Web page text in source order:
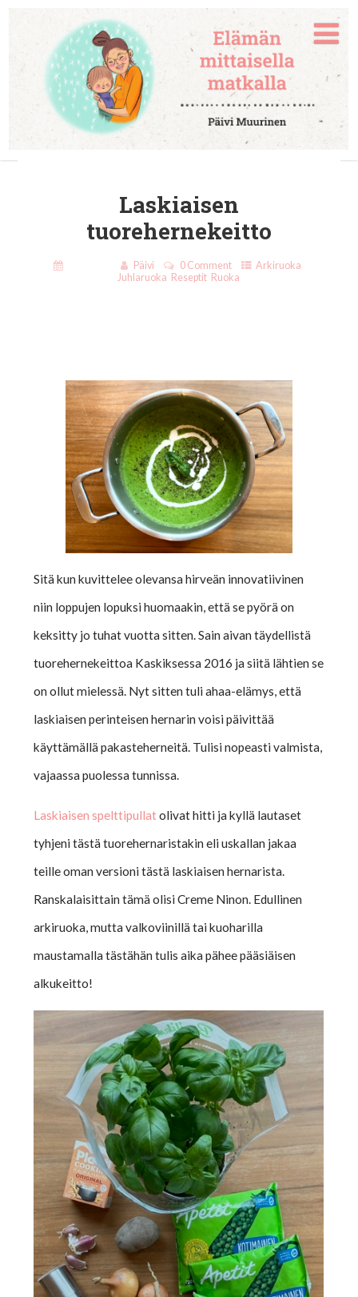
Laskiaisen
tuorehernekeitto
Päivi 0 Comment Arkiruoka
Juhlaruoka Reseptit Ruoka
Sitä kun kuvittelee olevansa hirveän innovatiivinen
niin loppujen lopuksi huomaakin, että se pyörä on
keksitty jo tuhat vuotta sitten. Sain aivan täydellistä
tuorehernekeittoa Kaskiksessa 2016 ja siitä lähtien se
on ollut mielessä. Nyt sitten tuli ahaa-elämys, että
laskiaisen perinteisen hernarin voisi päivittää
käyttämällä pakasteherneitä. Tulisi nopeasti valmista,
vajaassa puolessa tunnissa.
Laskiaisen spelttipullat olivat hitti ja kyllä lautaset
tyhjeni tästä tuorehernaristakin eli uskallan jakaa
teille oman versioni tästä laskiaisen hernarista.
Ranskalaisittain tämä olisi Creme Ninon. Edullinen
arkiruoka, mutta valkoviinillä tai kuoharilla
maustamalla tästähän tulis aika pähee pääsiäisen
alkukeitto!